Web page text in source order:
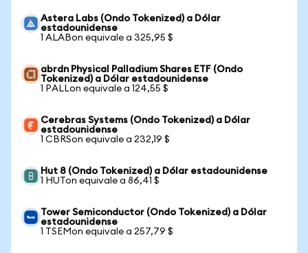
Astera Labs (Ondo Tokenized) a Dólar
estadounidense
1 ALABon equivale a 325,95 $
abrdn Physical Palladium Shares ETF (Ondo
Tokenized) a Dólar estadounidense
1 PALLon equivale a 124,55 $
Cerebras Systems (Ondo Tokenized) a Dólar
estadounidense
1 CBRSon equivale a 232,19 $
Hut 8 (Ondo Tokenized) a Dólar estadounidense
1 HUTon equivale a 86,41 $
Tower Semiconductor (Ondo Tokenized) a Dólar
estadounidense
1 TSEMon equivale a 257,79 $